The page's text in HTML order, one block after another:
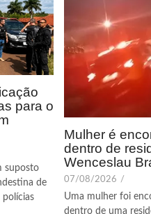
para o
suposto
de
polícias
Mulher é
dentro de
Wenceslau
07/08/2026 /
Uma mulher foi
dentro de uma